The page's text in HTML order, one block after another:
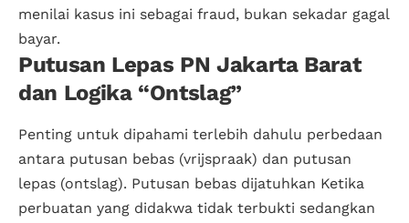
menilai kasus ini sebagai fraud, bukan sekadar gagal
bayar.
Putusan Lepas PN Jakarta Barat
dan Logika “Ontslag”
Penting untuk dipahami terlebih dahulu perbedaan
antara putusan bebas (vrijspraak) dan putusan
lepas (ontslag). Putusan bebas dijatuhkan Ketika
perbuatan yang didakwa tidak terbukti sedangkan